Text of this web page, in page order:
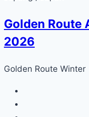
Golden Route
2026
Golden Route Winter